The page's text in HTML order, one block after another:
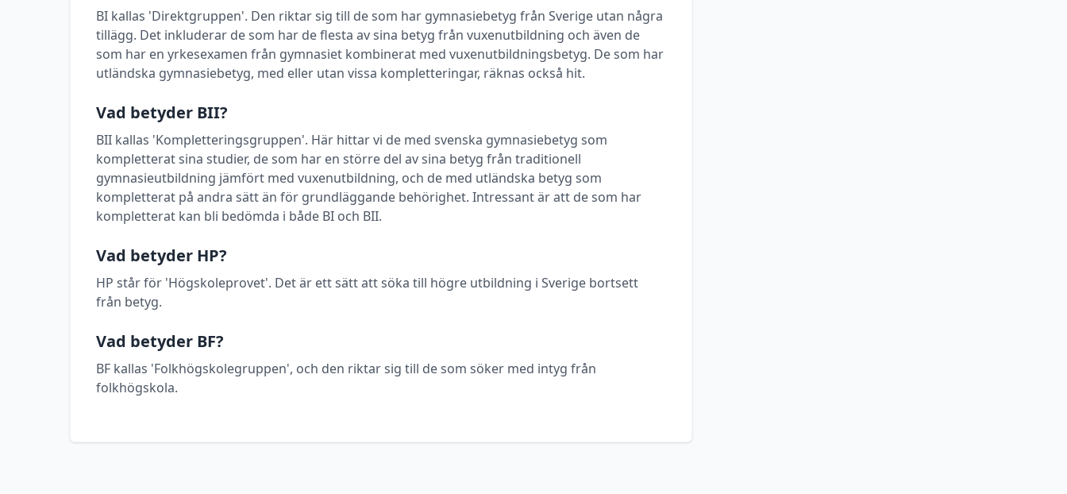
BI kallas 'Direktgruppen'. Den riktar sig till de som har gymnasiebetyg från Sverige utan några
tillägg. Det inkluderar de som har de flesta av sina betyg från vuxenutbildning och även de
som har en yrkesexamen från gymnasiet kombinerat med vuxenutbildningsbetyg. De som har
utländska gymnasiebetyg, med eller utan vissa kompletteringar, räknas också hit.
Vad betyder BII?
BII kallas 'Kompletteringsgruppen'. Här hittar vi de med svenska gymnasiebetyg som
kompletterat sina studier, de som har en större del av sina betyg från traditionell
gymnasieutbildning jämfört med vuxenutbildning, och de med utländska betyg som
kompletterat på andra sätt än för grundläggande behörighet. Intressant är att de som har
kompletterat kan bli bedömda i både BI och BII.
Vad betyder HP?
HP står för 'Högskoleprovet'. Det är ett sätt att söka till högre utbildning i Sverige bortsett
från betyg.
Vad betyder BF?
BF kallas 'Folkhögskolegruppen', och den riktar sig till de som söker med intyg från
folkhögskola.